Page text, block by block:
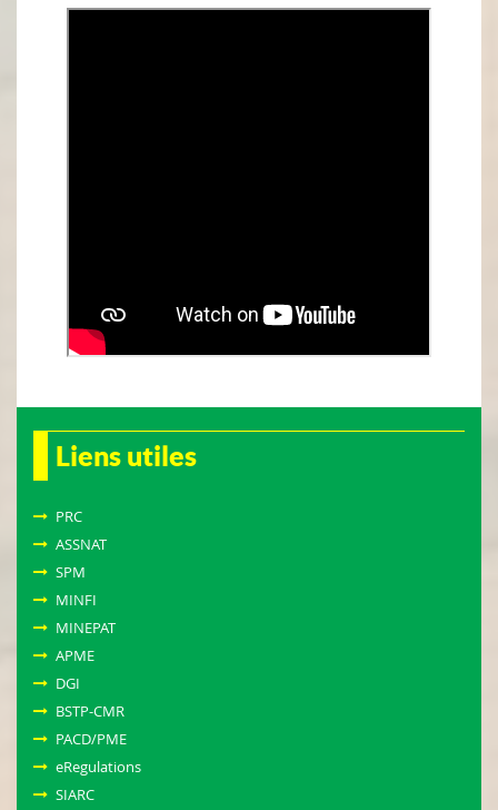
Liens utiles
PRC
ASSNAT
SPM
MINFI
MINEPAT
APME
DGI
BSTP-CMR
PACD/PME
eRegulations
SIARC